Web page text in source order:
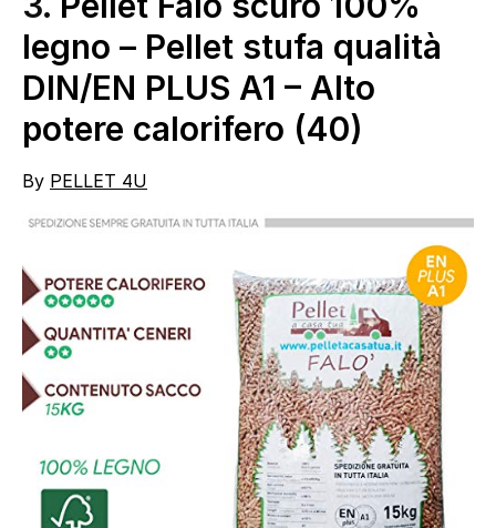
legno – Pellet stufa qualità
DIN/EN PLUS A1 – Alto
potere calorifero (40)
By PELLET 4U